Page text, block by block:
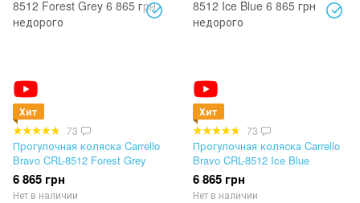
Хит
73
Прогулочная коляска Carrello
Bravo CRL-8512 Forest Grey
6 865 грн
Нет в наличии
Хит
73
Прогулочная коляска Carrello
Bravo CRL-8512 Ice Blue
6 865 грн
Нет в наличии